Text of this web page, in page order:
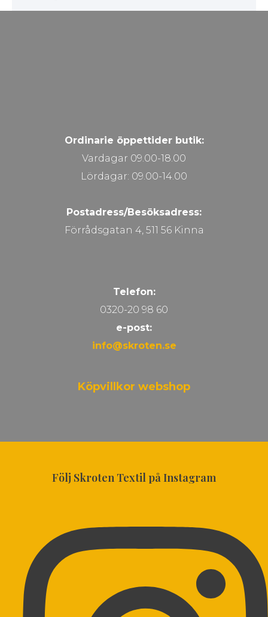
Ordinarie öppettider butik:
Vardagar 09.00-18.00
Lördagar: 09.00-14.00
Postadress/Besöksadress:
Förrådsgatan 4, 511 56 Kinna
Telefon:
0320-20 98 60
e-post:
info@skroten.se
Köpvillkor webshop
Följ Skroten Textil på Instagram